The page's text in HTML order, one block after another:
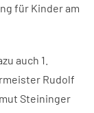
für Kinder am
auch 1.
Rudolf
Steininger